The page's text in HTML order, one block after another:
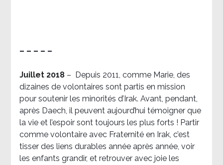
– – – – –
Juillet 2018 –
Depuis 2011, comme Marie, des
dizaines de volontaires sont partis en mission
pour soutenir les minorités d’Irak. Avant, pendant,
après Daech, il peuvent aujourd’hui témoigner que
la vie et l’espoir sont toujours les plus forts ! Partir
comme volontaire avec Fraternité en Irak, c’est
tisser des liens durables année après année, voir
les enfants grandir, et retrouver avec joie les